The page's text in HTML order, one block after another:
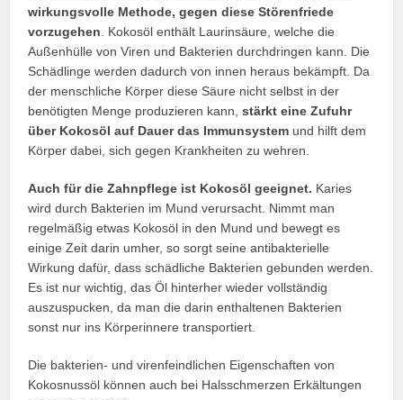
wirkungsvolle Methode, gegen diese Störenfriede
vorzugehen . Kokosöl enthält Laurinsäure, welche die
Außenhülle von Viren und Bakterien durchdringen kann. Die
Schädlinge werden dadurch von innen heraus bekämpft. Da
der menschliche Körper diese Säure nicht selbst in der
benötigten Menge produzieren kann,stärkt eine Zufuhr
über Kokosöl auf Dauer das Immunsystem und hilft dem
Körper dabei, sich gegen Krankheiten zu wehren.
Auch für die Zahnpflege ist Kokosöl geeignet. Karies
wird durch Bakterien im Mund verursacht. Nimmt man
regelmäßig etwas Kokosöl in den Mund und bewegt es
einige Zeit darin umher, so sorgt seine antibakterielle
Wirkung dafür, dass schädliche Bakterien gebunden werden.
Es ist nur wichtig, das Öl hinterher wieder vollständig
auszuspucken, da man die darin enthaltenen Bakterien
sonst nur ins Körperinnere transportiert.
Die bakterien- und virenfeindlichen Eigenschaften von
Kokosnussöl können auch bei Halsschmerzen Erkältungen